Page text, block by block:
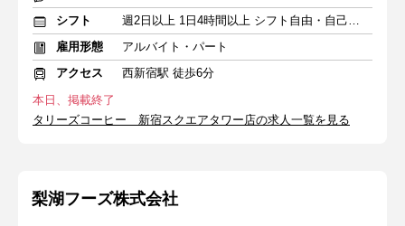
シフト
週2日以上 1日4時間以上 シフト自由・自己申告
雇用形態
アルバイト・パート
アクセス
西新宿駅 徒歩6分
本日、掲載終了
タリーズコーヒー 新宿スクエアタワー店の求人一覧を見る
梨湖フーズ株式会社